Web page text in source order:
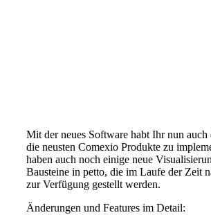
Mit der neues Software habt Ihr nun
die neusten Comexio Produkte zu
haben auch noch einige neue
Bausteine in petto, die im Laufe der Zeit
zur Verfügung gestellt werden.
Änderungen und Features im Detail: